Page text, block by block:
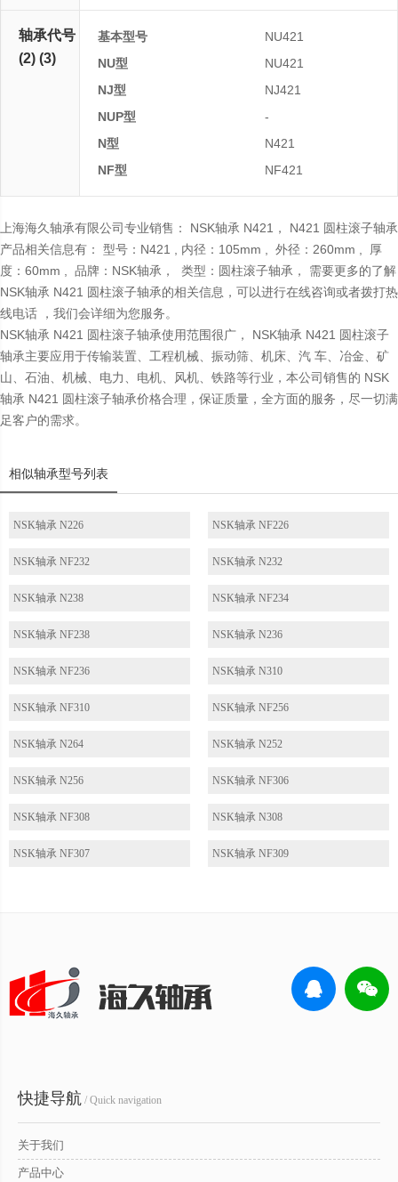
轴承代号
(2) (3)
基本型号
NU421
NU型
NU421
NJ型
NJ421
NUP型
-
N型
N421
NF型
NF421
上海海久轴承有限公司专业销售： NSK轴承 N421， N421 圆柱滚子轴承
产品相关信息有： 型号：N421 , 内径：105mm , 外径：260mm , 厚
度：60mm , 品牌：NSK轴承， 类型：圆柱滚子轴承， 需要更多的了解
NSK轴承 N421 圆柱滚子轴承的相关信息，可以进行在线咨询或者拨打热
线电话 ，我们会详细为您服务。
NSK轴承 N421 圆柱滚子轴承使用范围很广， NSK轴承 N421 圆柱滚子
轴承主要应用于传输装置、工程机械、振动筛、机床、汽 车、冶金、矿
山、石油、机械、电力、电机、风机、铁路等行业，本公司销售的 NSK
轴承 N421 圆柱滚子轴承价格合理，保证质量，全方面的服务，尽一切满
足客户的需求。
相似轴承型号列表
NSK轴承 N226 NSK轴承 NF226
NSK轴承 NF232 NSK轴承 N232
NSK轴承 N238 NSK轴承 NF234
NSK轴承 NF238 NSK轴承 N236
NSK轴承 NF236 NSK轴承 N310
NSK轴承 NF310 NSK轴承 NF256
NSK轴承 N264 NSK轴承 N252
NSK轴承 N256 NSK轴承 NF306
NSK轴承 NF308 NSK轴承 N308
NSK轴承 NF307 NSK轴承 NF309
快捷导航 / Quick navigation
关于我们
产品中心